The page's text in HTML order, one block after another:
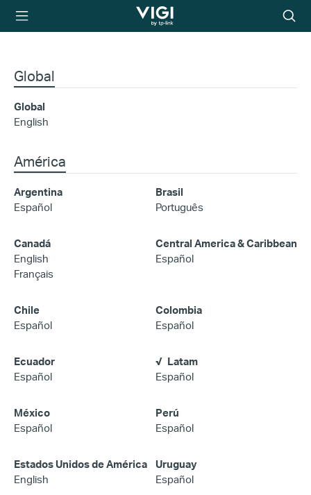
TP-Link, Reliably
icon
Global
Global
English
América
Argentina
Español
Brasil
Português
Canadá
English
Français
Central America & Caribbean
Español
Chile
Español
Colombia
Español
Ecuador
Español
Latam
Español
México
Español
Perú
Español
Estados Unidos de América
English
Uruguay
Español